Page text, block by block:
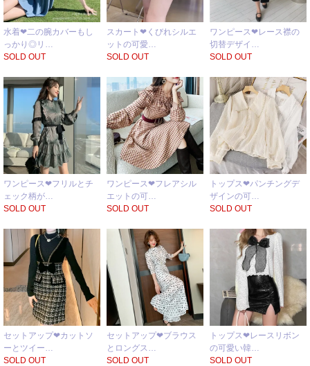
水着❤二の腕カバーもし
っかり◎リ…
SOLD OUT
スカート❤くびれシルエ
ットの可愛…
SOLD OUT
ワンピース❤レース襟の
切替デザイ…
SOLD OUT
ワンピース❤フリルとチ
ェック柄が…
SOLD OUT
ワンピース❤フレアシル
エットの可…
SOLD OUT
トップス❤パンチングデ
ザインの可…
SOLD OUT
セットアップ❤カットソ
ーとツイー…
SOLD OUT
セットアップ❤ブラウス
とロングス…
SOLD OUT
トップス❤レースリボン
の可愛い韓…
SOLD OUT